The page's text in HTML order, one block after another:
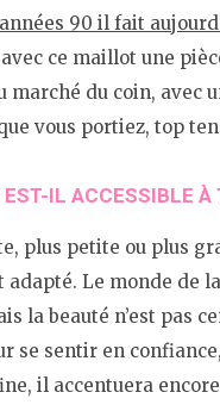
90 il fait
avec ce maillot une
marché du coin, avec
vous portiez, top
IL ACCESSIBLE
plus petite ou plus
Le monde de
la beauté n’est pas
se sentir en
il accentuera